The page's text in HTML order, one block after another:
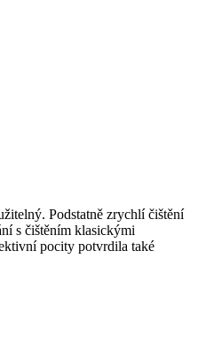
Podstatně zrychlí čištění
s čištěním klasickými
pocity potvrdila také